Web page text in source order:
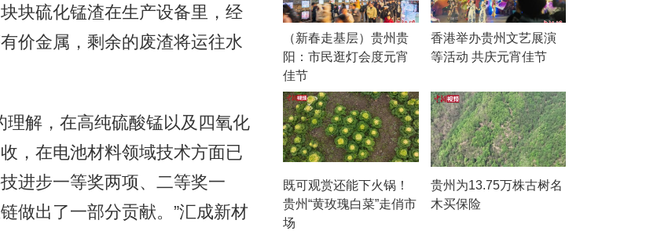
硫化锰渣在生产设备里，经
价金属，剩余的废渣将运往水
解，在高纯硫酸锰以及四氧化
，在电池材料领域技术方面已
进步一等奖两项、二等奖一
做出了一部分贡献。”汇成新材
（新春走基层）贵州贵
阳：市民逛灯会度元宵
佳节
香港举办贵州文艺展演
等活动 共庆元宵佳节
既可观赏还能下火锅！
贵州“黄玫瑰白菜”走俏市
场
贵州为13.75万株古树名
木买保险